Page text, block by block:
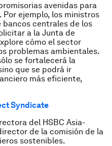
avenidas para
ejemplo, los ministros
centrales de los
a la Junta de
cómo el sector
problemas ambientales.
se fortalecerá la
que se podrá ir
más eficiente,
Syndicate
del HSBC Asia-
de la comisión de la
sostenibles.